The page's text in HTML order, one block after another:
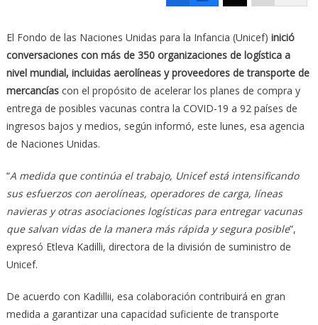
El Fondo de las Naciones Unidas para la Infancia (Unicef) inició
conversaciones con más de 350 organizaciones de logística a
nivel mundial, incluidas aerolíneas y proveedores de transporte de
mercancíascon el propósito de acelerar los planes de compra y
entrega de posibles vacunas contra la COVID-19 a 92 países de
ingresos bajos y medios, según informó, este lunes, esa agencia
de Naciones Unidas.
“A medida que continúa el trabajo, Unicef está intensificando
sus esfuerzos con aerolíneas, operadores de carga, líneas
navieras y otras asociaciones logísticas para entregar vacunas
que salvan vidas de la manera más rápida y segura posible”,
expresó Etleva Kadilli, directora de la división de suministro de
Unicef.
De acuerdo con Kadillii, esa colaboración contribuirá en gran
medida a garantizar una capacidad suficiente de transporte